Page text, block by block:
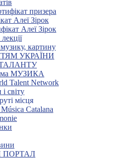
призера
Алеї Зірок
Алеї Зірок
картину
УКРАЇНИ
МУЗИКА
Talent Network
світу
місця
Catalana
ПОРТАЛ